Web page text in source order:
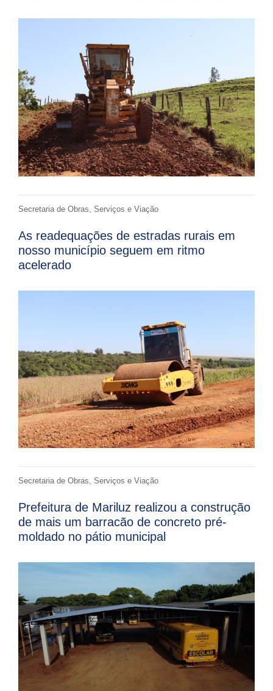
Secretaria de Obras, Serviços e Viação
As readequações de estradas rurais em
nosso município seguem em ritmo
acelerado
Secretaria de Obras, Serviços e Viação
Prefeitura de Mariluz realizou a construção
de mais um barracão de concreto pré-
moldado no pátio municipal